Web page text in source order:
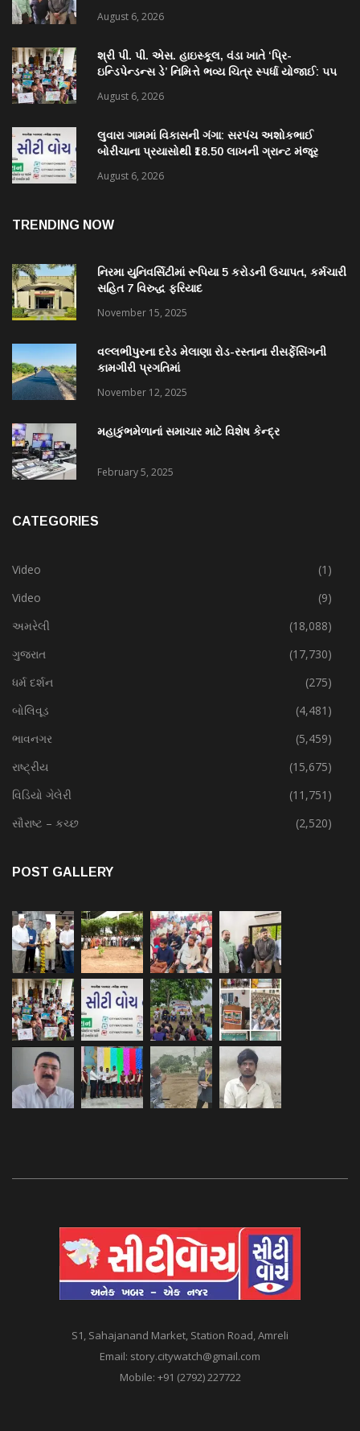
August 6, 2026
શ્રી પી. પી. એસ. હાઇસ્કૂલ, વંડા ખાતે ‘પ્રિ-
ઇન્ડિપેન્ડન્સ ડે’ નિમિત્તે ભવ્ય ચિત્ર સ્પર્ધા યોજાઈ: ૫૫
August 6, 2026
લુવારા ગામમાં વિકાસની ગંગા: સરપંચ અશોકભાઈ
બોરીચાના પ્રયાસોથી ₹18.50 લાખની ગ્રાન્ટ મંજૂર
August 6, 2026
TRENDING NOW
નિરમા યુનિવર્સિટીમાં રૂપિયા 5 કરોડની ઉચાપત, કર્મચારી
સહિત 7 વિરુદ્ધ ફરિયાદ
November 15, 2025
વલ્લભીપુરના દરેડ મેલાણા રોડ-રસ્તાના રીસર્ફેસિંગની
કામગીરી પ્રગતિમાં
November 12, 2025
મહાકુંભમેળાનાં સમાચાર માટે વિશેષ કેન્દ્ર
February 5, 2025
CATEGORIES
Video
(1)
Video
(9)
અમરેલી
(18,088)
ગુજરાત
(17,730)
ધર્મ દર્શન
(275)
બોલિવૂડ
(4,481)
ભાવનગર
(5,459)
રાષ્ટ્રીય
(15,675)
વિડિયો ગેલેરી
(11,751)
સૌરાષ્ટ – કચ્છ
(2,520)
POST GALLERY
S1, Sahajanand Market, Station Road, Amreli
Email: story.citywatch@gmail.com
Mobile: +91 (2792) 227722